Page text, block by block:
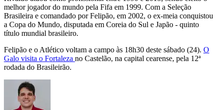
melhor jogador do mundo pela Fifa em 1999. Com a Seleção
Brasileira e comandado por Felipão, em 2002, o ex-meia conquistou
a Copa do Mundo, disputada em Coreia do Sul e Japão - quinto
título mundial brasileiro.
Felipão e o Atlético voltam a campo às 18h30 deste sábado (24). O
Galo visita o Fortaleza no Castelão, na capital cearense, pela 12ª
rodada do Brasileirão.